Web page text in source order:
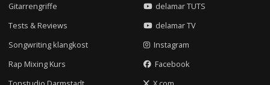
Gitarrengriffe
Tests & Reviews
Songwriting klangkost
Rap Mixing Kurs
delamar TUTS
delamar TV
Instagram
Facebook